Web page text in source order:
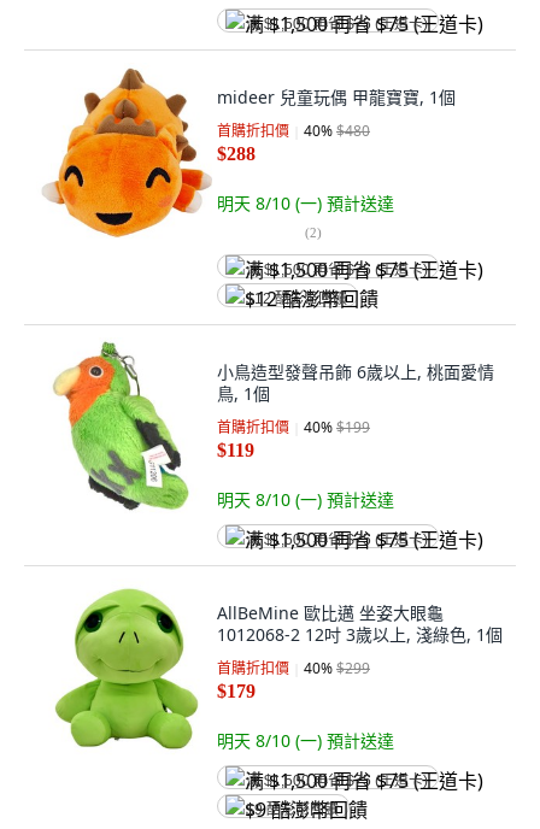
满 $1,500 再省 $75 (王道卡)
mideer 兒童玩偶 甲龍寶寶, 1個
首購折扣價 40%$480
$288
明天 8/10 (一) 預計送達
(2)
满 $1,500 再省 $75 (王道卡)
$12 酷澎幣回饋
小鳥造型發聲吊飾 6歲以上, 桃面愛情
鳥, 1個
首購折扣價 40%$199
$119
明天 8/10 (一) 預計送達
满 $1,500 再省 $75 (王道卡)
AllBeMine 歐比邁 坐姿大眼龜
1012068-2 12吋 3歲以上, 淺綠色, 1個
首購折扣價 40%$299
$179
明天 8/10 (一) 預計送達
满 $1,500 再省 $75 (王道卡)
$9 酷澎幣回饋